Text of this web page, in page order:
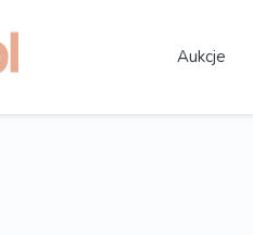
Aukcje